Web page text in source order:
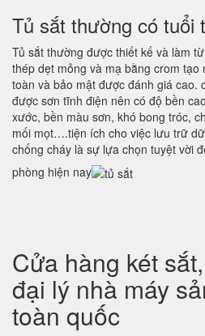
Tủ sắt thường có tuổi
Tủ sắt thường được thiết kế và làm
thép dẹt mỏng và mạ bằng crom tạo
toàn và bảo mật được đánh giá cao.
được sơn tĩnh điện nên có độ bền
xước, bền màu sơn, khó bong tróc,
mối mọt….tiện ích cho việc lưu trữ
chống cháy là sự lựa chọn tuyệt vời
phòng hiện nay
Cửa hàng két
đại lý nhà máy
toàn quốc